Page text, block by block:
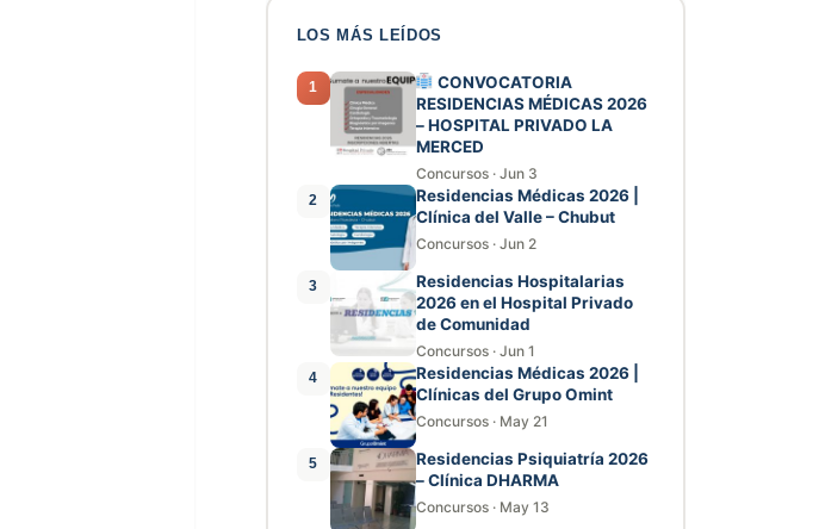
LOS MÁS LEÍDOS
1
CONVOCATORIA
RESIDENCIAS MÉDICAS 2026
– HOSPITAL PRIVADO LA
MERCED
Concursos · Jun 3
2
Residencias Médicas 2026 |
Clínica del Valle – Chubut
Concursos · Jun 2
3
Residencias Hospitalarias
2026 en el Hospital Privado
de Comunidad
Concursos · Jun 1
4
Residencias Médicas 2026 |
Clínicas del Grupo Omint
Concursos · May 21
5
Residencias Psiquiatría 2026
– Clínica DHARMA
Concursos · May 13